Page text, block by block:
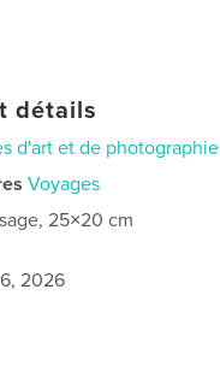
détails
d'art et de photographie
Voyages
25×20 cm
2026